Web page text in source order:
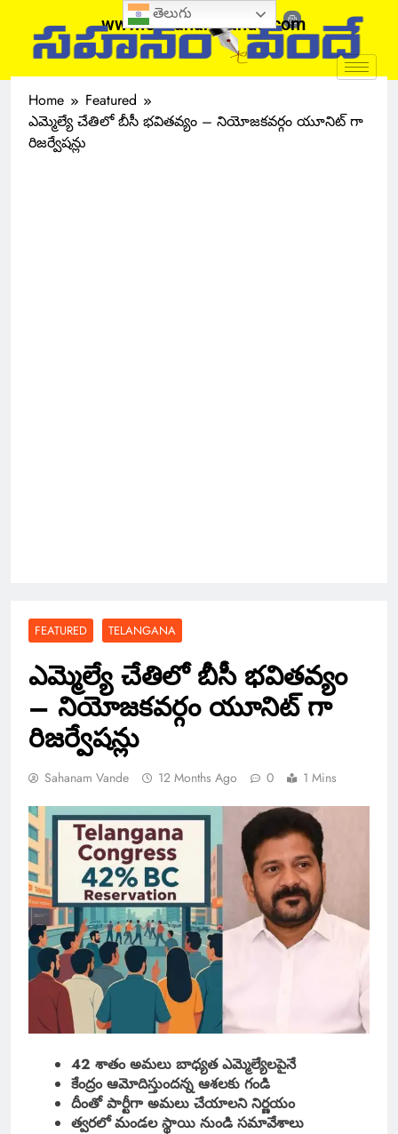
www.sahanamvande.com
Home
Featured
ఎమ్మెల్యే చేతిలో బీసీ భవితవ్యం – నియోజకవర్గం యూనిట్ గా
రిజర్వేషన్లు
FEATURED TELANGANA
ఎమ్మెల్యే చేతిలో బీసీ భవితవ్యం
– నియోజకవర్గం యూనిట్ గా
రిజర్వేషన్లు
Sahanam Vande 12 Months Ago 0 1 Mins
42 శాతం అమలు బాధ్యత ఎమ్మెల్యేలపైనే
కేంద్రం ఆమోదిస్తుందన్న ఆశలకు గండి
దీంతో పార్టీగా అమలు చేయాలని నిర్ణయం
త్వరలో మండల స్థాయి నుండి సమావేశాలు
తెలుగు